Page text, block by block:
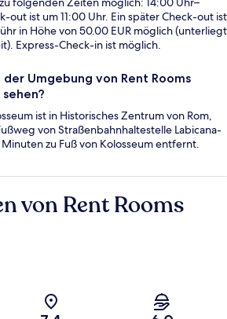
out ist um 11:00 Uhr. Ein später Check-out ist
in Höhe von 50.00 EUR möglich (unterliegt
Express-Check-in ist möglich.
der Umgebung von Rent Rooms
ist in Historisches Zentrum von Rom,
von Straßenbahnhaltestelle Labicana-
Minuten zu Fuß von Kolosseum entfernt.
von Rent Rooms